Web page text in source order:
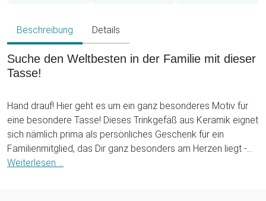
Beschreibung Details
Suche den Weltbesten in der Familie mit dieser
Tasse!
Hand drauf! Hier geht es um ein ganz besonderes Motiv für
eine besondere Tasse! Dieses Trinkgefäß aus Keramik eignet
sich nämlich prima als persönliches Geschenk für ein
Familienmitglied, das Dir ganz besonders am Herzen liegt -
die Oma. Küre sie zur Weltbesten mit unserer
Weiterlesen ...